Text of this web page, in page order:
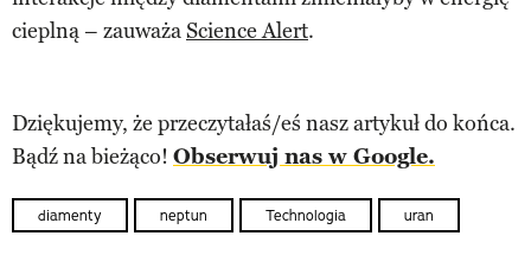
cieplną – zauważaScience Alert.
Dziękujemy, że przeczytałaś/eś nasz artykuł do końca.
Bądź na bieżąco! Obserwuj nas w Google.
diamenty neptun Technologia uran